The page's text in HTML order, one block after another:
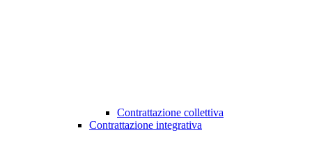
Contrattazione collettiva
Contrattazione integrativa